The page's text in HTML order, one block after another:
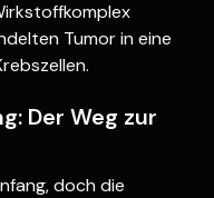
Tumor in eine
Der Weg zur
doch die